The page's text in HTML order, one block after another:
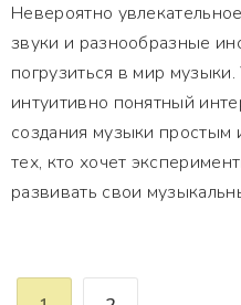
Невероятно
звуки и разнообразные
погрузиться в мир
интуитивно понятный
создания музыки простым
тех, кто хочет
развивать свои